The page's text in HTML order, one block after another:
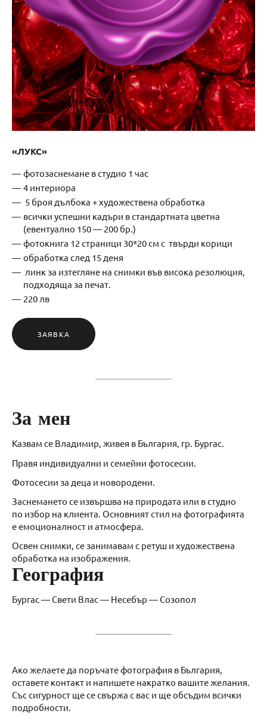
«ЛУКС»
фотозаснемане в студио 1 час
4 интериора
5 броя дълбока + художествена обработка
всички успешни кадъри в стандартната цветна
(евентуално 150 — 200 бр.)
фотокнига 12 страници 30*20 см с твърди корици
обработка след 15 деня
линк за изтегляне на снимки във висока резолюция,
подходяща за печат.
220 лв
ЗАЯВКА
За мен
Казвам се Владимир, живея в България, гр. Бургас.
Правя индивидуални и семейни фотосесии.
Фотосесии за деца и новородени.
Заснемането се извършва на природата или в студио
по избор на клиента. Основният стил на фотографията
е емоционалност и атмосфера.
Освен снимки, се занимавам с ретуш и художествена
обработка на изображения.
География
Бургас — Свети Влас — Несебър — Созопол
Ако желаете да поръчате фотография в България,
оставете контакт и напишете накратко вашите желания.
Със сигурност ще се свържа с вас и ще обсъдим всички
подробности.